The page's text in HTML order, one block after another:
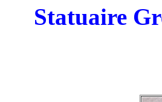
Statuaire